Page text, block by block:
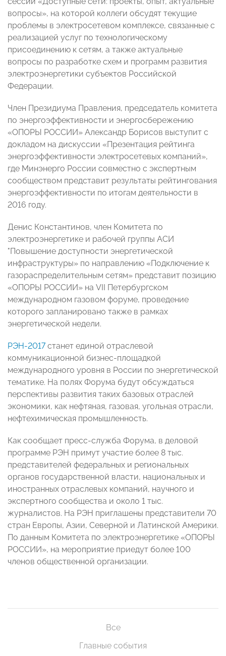
вопросы», на которой коллеги обсудят текущие
проблемы в электросетевом комплексе, связанные с
реализацией услуг по технологическому
присоединению к сетям, а также актуальные
вопросы по разработке схем и программ развития
электроэнергетики субъектов Российской
Федерации.
Член Президиума Правления, председатель комитета
по энергоэффективности и энергосбережению
«ОПОРЫ РОССИИ» Александр Борисов выступит с
докладом на дискуссии «Презентация рейтинга
энергоэффективности электросетевых компаний»,
где Минэнерго России совместно с экспертным
сообществом представит результаты рейтингования
энергоэффективности по итогам деятельности в
2016 году.
Денис Константинов, член Комитета по
электроэнергетике и рабочей группы АСИ
"Повышение доступности энергетической
инфраструктуры» по направлению «Подключение к
газораспределительным сетям» представит позицию
«ОПОРЫ РОССИИ» на VII Петербургском
международном газовом форуме, проведение
которого запланировано также в рамках
энергетической недели.
РЭН-2017станет единой отраслевой
коммуникационной бизнес-площадкой
международного уровня в России по энергетической
тематике. На полях Форума будут обсуждаться
перспективы развития таких базовых отраслей
экономики, как нефтяная, газовая, угольная отрасли,
нефтехимическая промышленность.
Как сообщает пресс-служба Форума, в деловой
программе РЭН примут участие более 8 тыс.
представителей федеральных и региональных
органов государственной власти, национальных и
иностранных отраслевых компаний, научного и
экспертного сообщества и около 1 тыс.
журналистов. На РЭН приглашены представители 70
стран Европы, Азии, Северной и Латинской Америки.
По данным Комитета по электроэнергетике «ОПОРЫ
РОССИИ», на мероприятие приедут более 100
членов общественной организации.
Все
Главные события